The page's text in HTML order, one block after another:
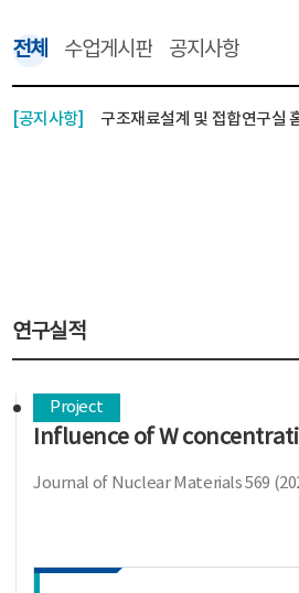
전체
[공지사항]
수업게시판 공지사항
연구실적
Project
Journal of Nuclear Materials 569